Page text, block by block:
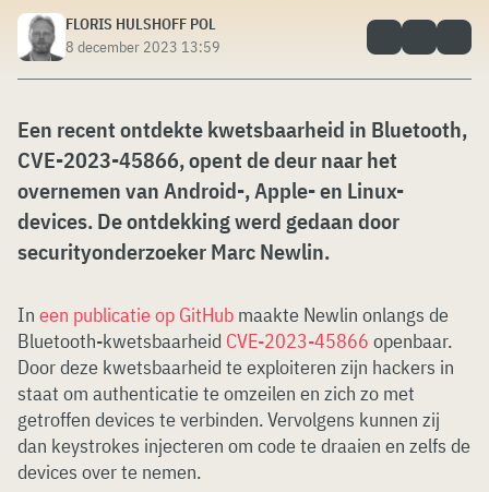
FLORIS HULSHOFF POL
8 december 2023 13:59
Een recent ontdekte kwetsbaarheid in Bluetooth,
CVE-2023-45866, opent de deur naar het
overnemen van Android-, Apple- en Linux-
devices. De ontdekking werd gedaan door
securityonderzoeker Marc Newlin.
In een publicatie op GitHub maakte Newlin onlangs de
Bluetooth-kwetsbaarheid CVE-2023-45866 openbaar.
Door deze kwetsbaarheid te exploiteren zijn hackers in
staat om authenticatie te omzeilen en zich zo met
getroffen devices te verbinden. Vervolgens kunnen zij
dan keystrokes injecteren om code te draaien en zelfs de
devices over te nemen.